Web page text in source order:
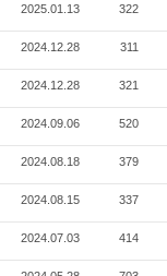
2025.01.13 322
2024.12.28 311
2024.12.28 321
2024.09.06 520
2024.08.18 379
2024.08.15 337
2024.07.03 414